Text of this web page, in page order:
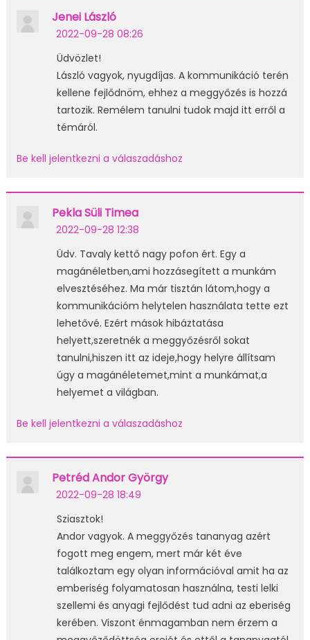
Jenei László
2022-09-28 08:26
Üdvözlet!
László vagyok, nyugdíjas. A kommunikáció terén
kellene fejlődnöm, ehhez a meggyőzés is hozzá
tartozik. Remélem tanulni tudok majd itt erről a
témáról.
Be kell jelentkezni a válaszadáshoz
Pekla Süli Timea
2022-09-28 12:38
Üdv. Tavaly kettő nagy pofon ért. Egy a
magánéletben,ami hozzásegített a munkám
elvesztéséhez. Ma már tisztán látom,hogy a
kommunikációm helytelen használata tette ezt
lehetővé. Ezért mások hibáztatása
helyett,szeretnék a meggyőzésről sokat
tanulni,hiszen itt az ideje,hogy helyre állítsam
úgy a magánéletemet,mint a munkámat,a
helyemet a világban.
Be kell jelentkezni a válaszadáshoz
Petréd Andor György
2022-09-28 18:49
Sziasztok!
Andor vagyok. A meggyőzés tananyag azért
fogott meg engem, mert már két éve
találkoztam egy olyan információval amit ha az
emberiség folyamatosan használna, testi lelki
szellemi és anyagi fejlődést tud adni az eberiség
kerében. Viszont énmagamban nem érzem a